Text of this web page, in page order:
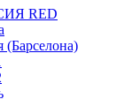
RED
(Барселона)